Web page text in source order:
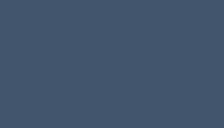
VQ9Tc&_rdr